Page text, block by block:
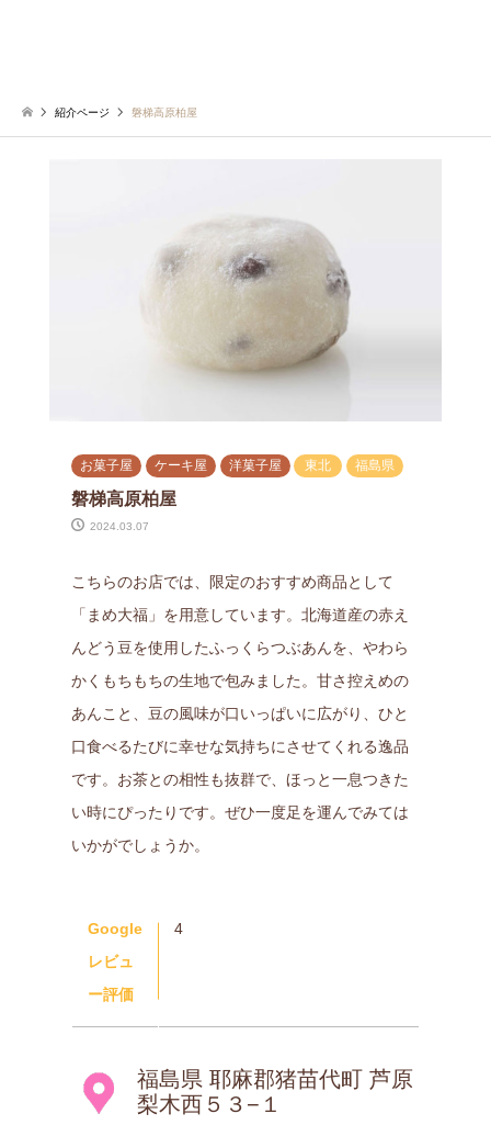
紹介ページ 磐梯高原柏屋
お菓子屋 ケーキ屋 洋菓子屋 東北 福島県
磐梯高原柏屋
2024.03.07
こちらのお店では、限定のおすすめ商品として
「まめ大福」を用意しています。北海道産の赤え
んどう豆を使用したふっくらつぶあんを、やわら
かくもちもちの生地で包みました。甘さ控えめの
あんこと、豆の風味が口いっぱいに広がり、ひと
口食べるたびに幸せな気持ちにさせてくれる逸品
です。お茶との相性も抜群で、ほっと一息つきた
い時にぴったりです。ぜひ一度足を運んでみては
いかがでしょうか。
Google
レビュ
ー評価
4
福島県 耶麻郡猪苗代町 芦原
梨木西５３−１